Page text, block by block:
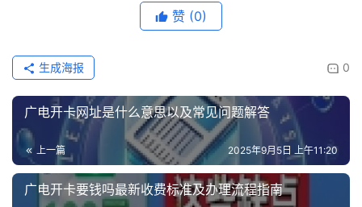
赞 (0)
0
生成海报
广电开卡网址是什么意思以及常见问题解答
上一篇 2025年9月5日 上午11:20
广电开卡要钱吗最新收费标准及办理流程指南